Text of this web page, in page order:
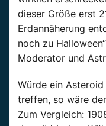
dieser Größe erst
Erdannäherung
noch zu
Moderator und
Würde ein
treffen, so wäre
Zum Vergleich: